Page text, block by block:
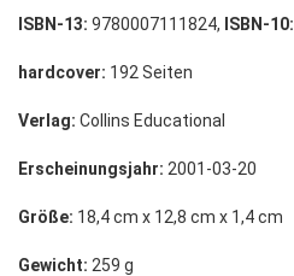
ISBN-13: 9780007111824, ISBN-10:
hardcover: 192 Seiten
Verlag: Collins Educational
Erscheinungsjahr: 2001-03-20
Größe: 18,4 cm x 12,8 cm x 1,4 cm
Gewicht: 259 g